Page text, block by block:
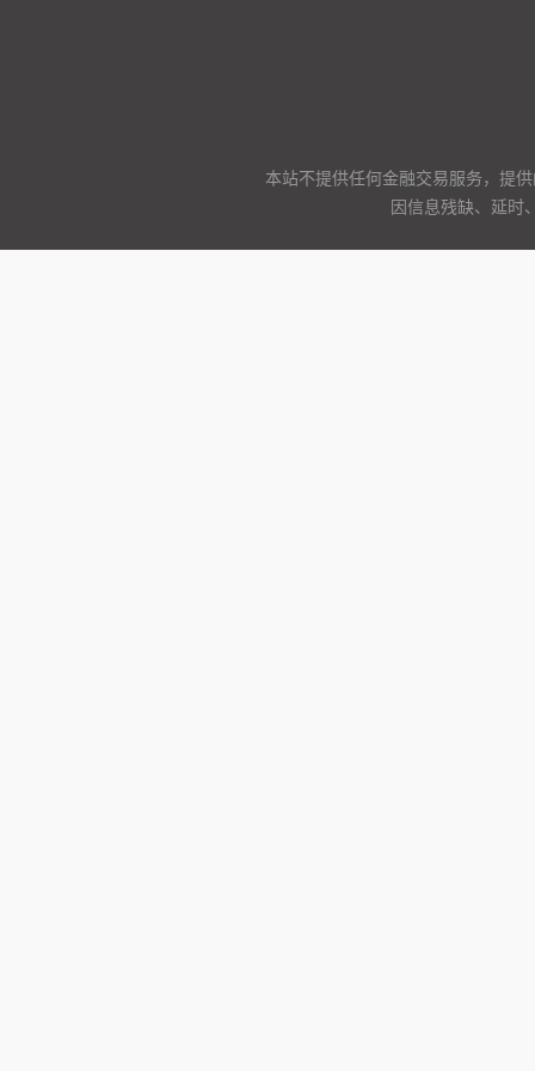
本站不提供任何金融交易服务，提
因信息残缺、延时